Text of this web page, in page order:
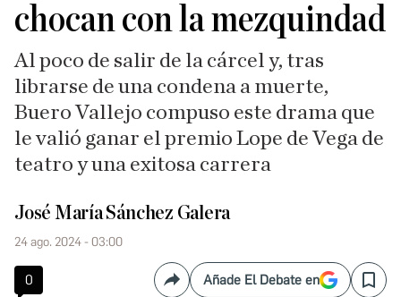
chocan con la mezquindad
Al poco de salir de la cárcel y, tras
librarse de una condena a muerte,
Buero Vallejo compuso este drama que
le valió ganar el premio Lope de Vega de
teatro y una exitosa carrera
José María Sánchez Galera
24 ago. 2024 - 03:00
0 CompartirAñade El Debate en Save